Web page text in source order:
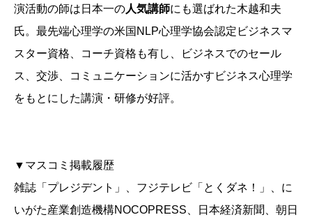
演活動の師は日本一の人気講師にも選ばれた木越和夫
氏。最先端心理学の米国NLP心理学協会認定ビジネスマ
スター資格、コーチ資格も有し、ビジネスでのセール
ス、交渉、コミュニケーションに活かすビジネス心理学
をもとにした講演・研修が好評。
▼マスコミ掲載履歴
雑誌「プレジデント」、フジテレビ「とくダネ！」、に
いがた産業創造機構NOCOPRESS、日本経済新聞、朝日